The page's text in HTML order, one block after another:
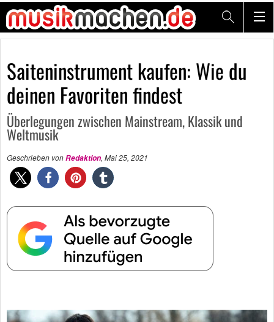
Saiteninstrument kaufen: Wie du
deinen Favoriten findest
Überlegungen zwischen Mainstream, Klassik und
Weltmusik
Geschrieben vonRedaktion, Mai 25, 2021